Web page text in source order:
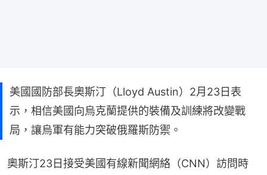
美國國防部長奧斯汀（Lloyd Austin）2月23日表
示，相信美國向烏克蘭提供的裝備及訓練將改變戰
局，讓烏軍有能力突破俄羅斯防禦。
奧斯汀23日接受美國有線新聞網絡（CNN）訪問時